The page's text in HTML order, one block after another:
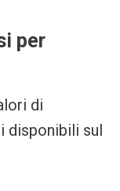
per
di
disponibili sul